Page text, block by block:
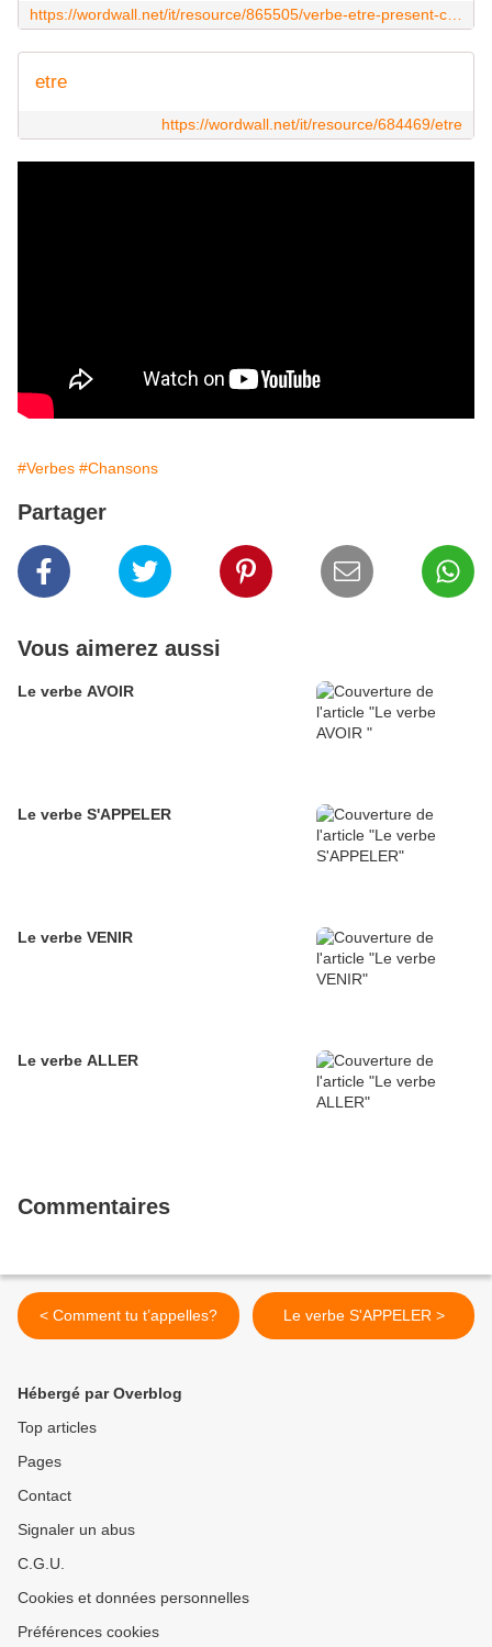
etre
https://wordwall.net/it/resource/684469/etre
#Verbes #Chansons
Partager
Vous aimerez aussi
Le verbe AVOIR
Le verbe S'APPELER
Le verbe VENIR
Le verbe ALLER
Commentaires
< Comment tu t’appelles? Le verbe S'APPELER >
Hébergé par Overblog
Top articles
Pages
Contact
Signaler un abus
C.G.U.
Cookies et données personnelles
Préférences cookies